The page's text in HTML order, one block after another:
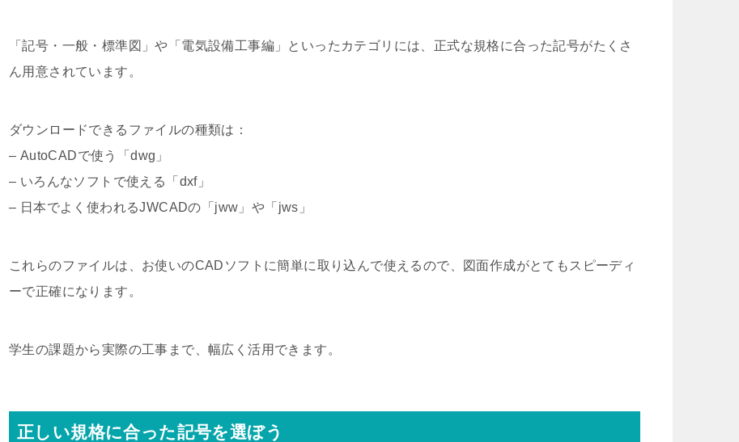
「記号・一般・標準図」や「電気設備工事編」といったカテゴリには、正式な規格に合った記号がたくさ
ん用意されています。
ダウンロードできるファイルの種類は：
– AutoCADで使う「dwg」
– いろんなソフトで使える「dxf」
– 日本でよく使われるJWCADの「jww」や「jws」
これらのファイルは、お使いのCADソフトに簡単に取り込んで使えるので、図面作成がとてもスピーディ
ーで正確になります。
学生の課題から実際の工事まで、幅広く活用できます。
正しい規格に合った記号を選ぼう